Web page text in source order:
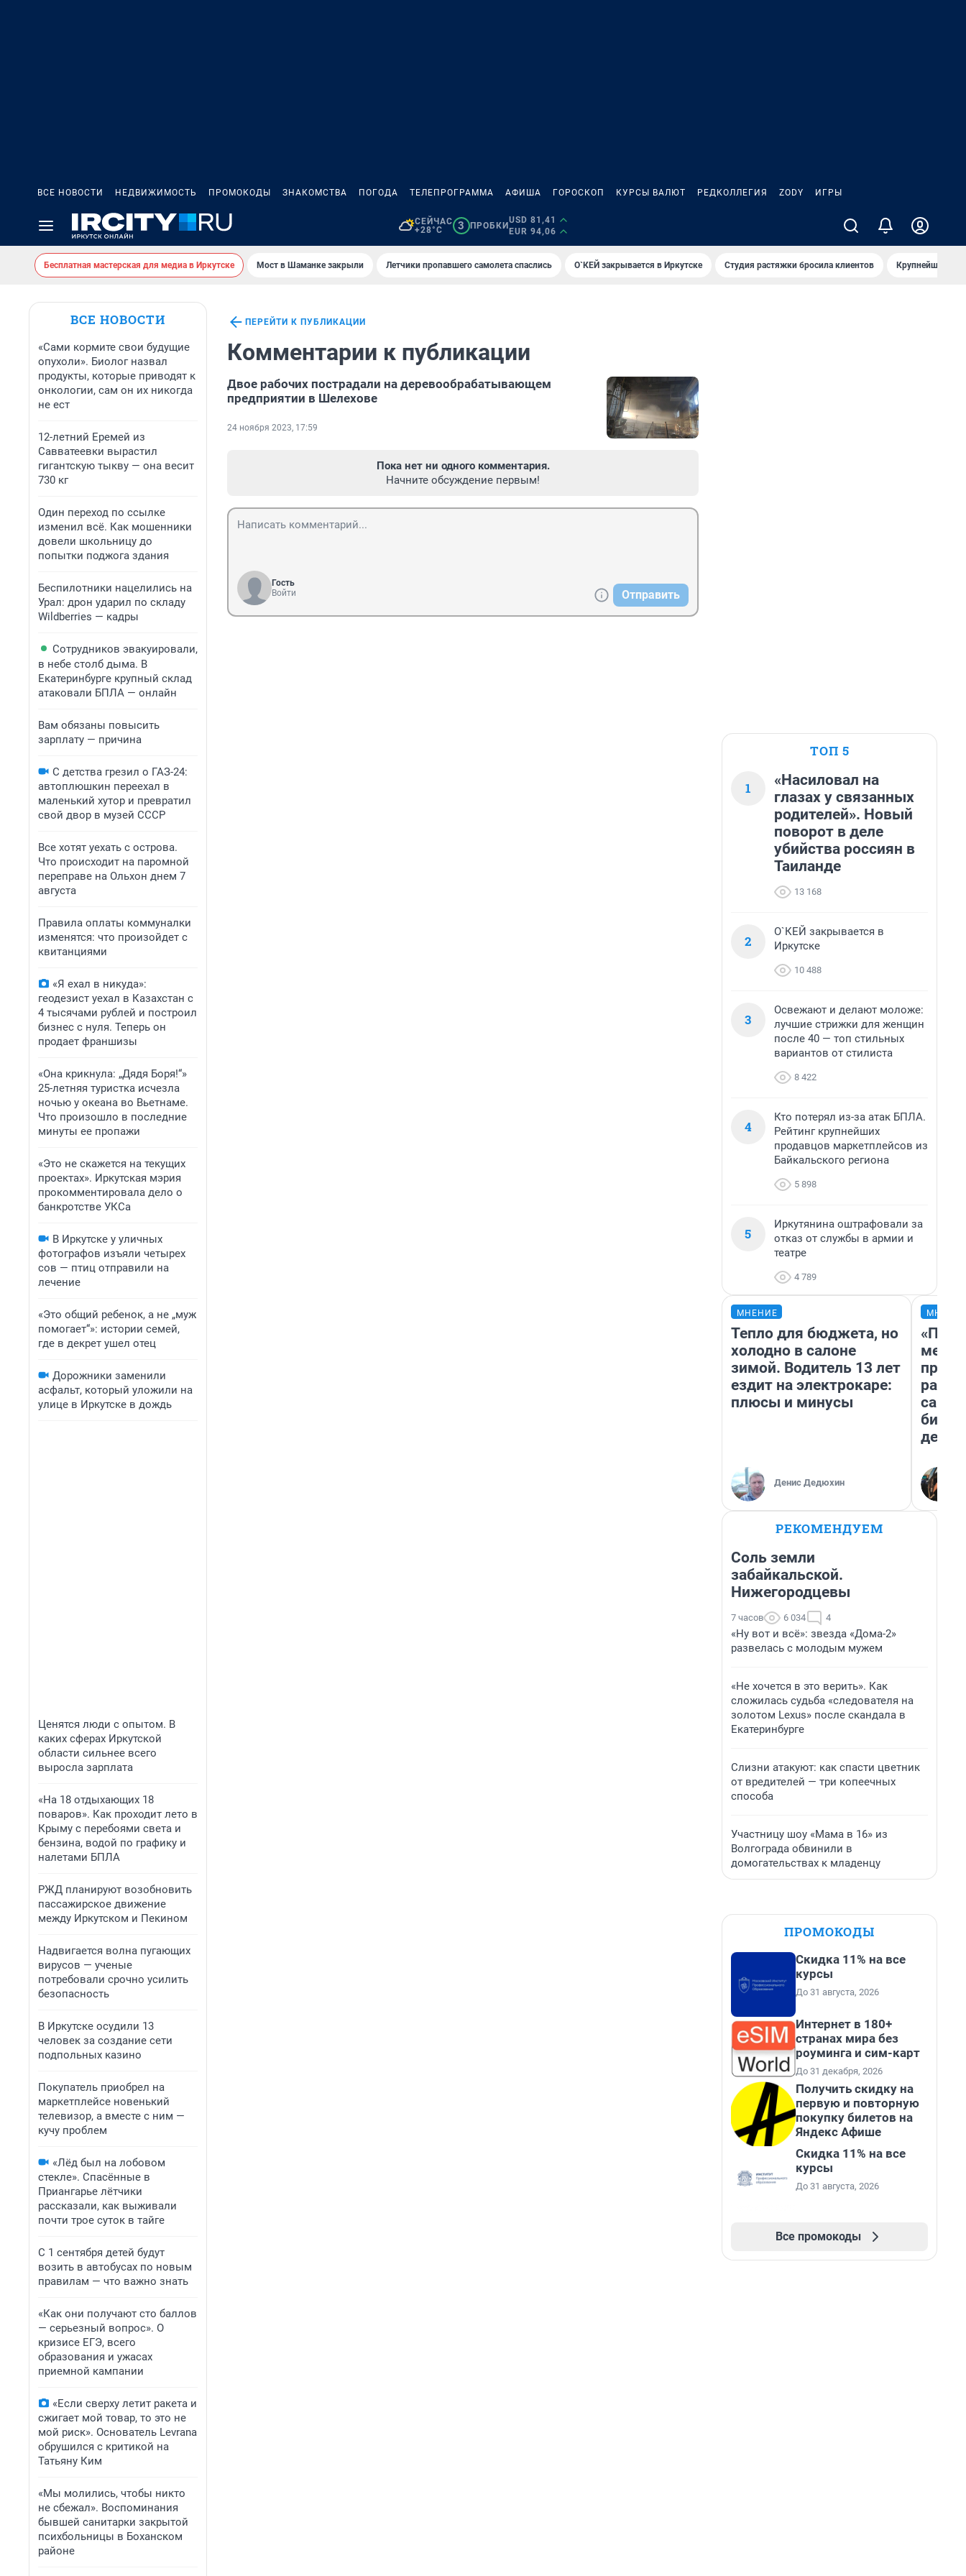
ВСЕ НОВОСТИ НЕДВИЖИМОСТЬ ПРОМОКОДЫ ЗНАКОМСТВА ПОГОДА ТЕЛЕПРОГРАММА АФИША ГОРОСКОП КУРСЫ ВАЛЮТ РЕДКОЛЛЕГИЯ ZODY ИГРЫ
СЕЙЧАС
+28°C
3 ПРОБКИ
USD 81,41
EUR 94,06
Бесплатная мастерская для медиа в Иркутске Мост в Шаманке закрыли Летчики пропавшего самолета спаслись О`КЕЙ закрывается в Иркутске Студия растяжки бросила клиентов Крупнейшие
ВСЕ НОВОСТИ
«Сами кормите свои будущие
опухоли». Биолог назвал
продукты, которые приводят к
онкологии, сам он их никогда
не ест
12-летний Еремей из
Савватеевки вырастил
гигантскую тыкву — она весит
730 кг
Один переход по ссылке
изменил всё. Как мошенники
довели школьницу до
попытки поджога здания
Беспилотники нацелились на
Урал: дрон ударил по складу
Wildberries — кадры
Сотрудников эвакуировали,
в небе столб дыма. В
Екатеринбурге крупный склад
атаковали БПЛА — онлайн
Вам обязаны повысить
зарплату — причина
С детства грезил о ГАЗ-24:
автоплюшкин переехал в
маленький хутор и превратил
свой двор в музей СССР
Все хотят уехать с острова.
Что происходит на паромной
переправе на Ольхон днем 7
августа
Правила оплаты коммуналки
изменятся: что произойдет с
квитанциями
«Я ехал в никуда»:
геодезист уехал в Казахстан с
4 тысячами рублей и построил
бизнес с нуля. Теперь он
продает франшизы
«Она крикнула: „Дядя Боря!“»
25-летняя туристка исчезла
ночью у океана во Вьетнаме.
Что произошло в последние
минуты ее пропажи
«Это не скажется на текущих
проектах». Иркутская мэрия
прокомментировала дело о
банкротстве УКСа
В Иркутске у уличных
фотографов изъяли четырех
сов — птиц отправили на
лечение
«Это общий ребенок, а не „муж
помогает“»: истории семей,
где в декрет ушел отец
Дорожники заменили
асфальт, который уложили на
улице в Иркутске в дождь
Ценятся люди с опытом. В
каких сферах Иркутской
области сильнее всего
выросла зарплата
«На 18 отдыхающих 18
поваров». Как проходит лето в
Крыму с перебоями света и
бензина, водой по графику и
налетами БПЛА
РЖД планируют возобновить
пассажирское движение
между Иркутском и Пекином
Надвигается волна пугающих
вирусов — ученые
потребовали срочно усилить
безопасность
В Иркутске осудили 13
человек за создание сети
подпольных казино
Покупатель приобрел на
маркетплейсе новенький
телевизор, а вместе с ним —
кучу проблем
«Лёд был на лобовом
стекле». Спасённые в
Приангарье лётчики
рассказали, как выживали
почти трое суток в тайге
С 1 сентября детей будут
возить в автобусах по новым
правилам — что важно знать
«Как они получают сто баллов
— серьезный вопрос». О
кризисе ЕГЭ, всего
образования и ужасах
приемной кампании
«Если сверху летит ракета и
сжигает мой товар, то это не
мой риск». Основатель Levrana
обрушился с критикой на
Татьяну Ким
«Мы молились, чтобы никто
не сбежал». Воспоминания
бывшей санитарки закрытой
психбольницы в Боханском
районе
ПЕРЕЙТИ К ПУБЛИКАЦИИ
Комментарии к публикации
Двое рабочих пострадали на деревообрабатывающем
предприятии в Шелехове
24 ноября 2023, 17:59
Пока нет ни одного комментария.
Начните обсуждение первым!
Гость
Войти
Отправить
ТОП 5
1
«Насиловал на
глазах у связанных
родителей». Новый
поворот в деле
убийства россиян в
Таиланде
13 168
2
О`КЕЙ закрывается в
Иркутске
10 488
3
Освежают и делают моложе:
лучшие стрижки для женщин
после 40 — топ стильных
вариантов от стилиста
8 422
4
Кто потерял из-за атак БПЛА.
Рейтинг крупнейших
продавцов маркетплейсов из
Байкальского региона
5 898
5
Иркутянина оштрафовали за
отказ от службы в армии и
театре
4 789
МНЕНИЕ
Тепло для бюджета, но
холодно в салоне
зимой. Водитель 13 лет
ездит на электрокаре:
плюсы и минусы
Денис Дедюхин
РЕКОМЕНДУЕМ
Соль земли
забайкальской.
Нижегородцевы
7 часов 6 034 4
«Ну вот и всё»: звезда «Дома-2»
развелась с молодым мужем
«Не хочется в это верить». Как
сложилась судьба «следователя на
золотом Lexus» после скандала в
Екатеринбурге
Слизни атакуют: как спасти цветник
от вредителей — три копеечных
способа
Участницу шоу «Мама в 16» из
Волгограда обвинили в
домогательствах к младенцу
ПРОМОКОДЫ
Скидка 11% на все
курсы
До 31 августа, 2026
Интернет в 180+
странах мира без
роуминга и сим-карт
До 31 декабря, 2026
Получить скидку на
первую и повторную
покупку билетов на
Яндекс Афише
Скидка 11% на все
курсы
До 31 августа, 2026
Все промокоды